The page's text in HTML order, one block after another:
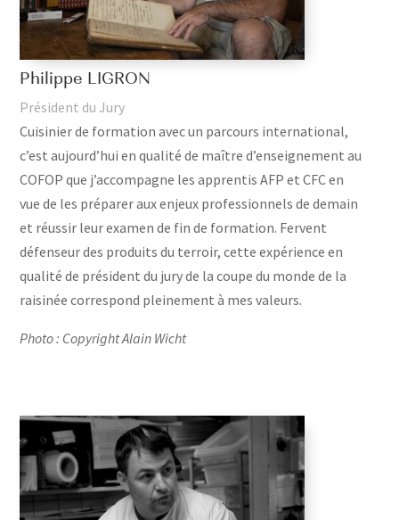
Philippe LIGRON
Président du Jury
Cuisinier de formation avec un parcours international,
c’est aujourd’hui en qualité de maître d’enseignement au
COFOP que j’accompagne les apprentis AFP et CFC en
vue de les préparer aux enjeux professionnels de demain
et réussir leur examen de fin de formation. Fervent
défenseur des produits du terroir, cette expérience en
qualité de président du jury de la coupe du monde de la
raisinée correspond pleinement à mes valeurs.
Photo : Copyright Alain Wicht